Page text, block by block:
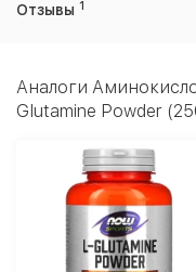
Отзывы 1
Аналоги
Glutamine Powder